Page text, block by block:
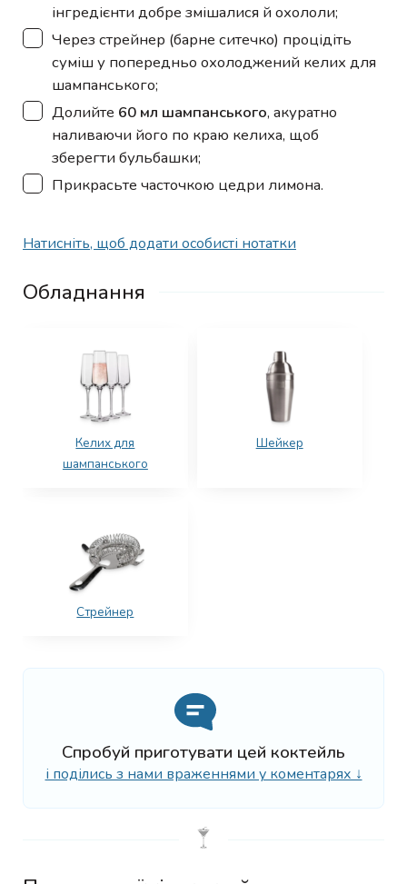
інгредієнти добре змішалися й охололи;
▢
Через стрейнер (барне ситечко) процідіть
суміш у попередньо охолоджений келих для
шампанського;
▢
Долийте 60 мл шампанського, акуратно
наливаючи його по краю келиха, щоб
зберегти бульбашки;
▢
Прикрасьте часточкою цедри лимона.
Натисніть, щоб додати особисті нотатки
Обладнання
Келих для
шампанського
Шейкер
Стрейнер
Спробуй приготувати цей коктейль
і поділись з нами враженнями у коментарях ↓